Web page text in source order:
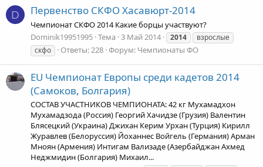
D Первенство СКФО Хасавюрт-2014
Чемпионат СКФО 2014 Какие борцы участвуют?
Dominik19951995 Тема 3 Май 2014 2014
взрослые
скфо
Ответы: 228 Форум: Чемпионаты ФО
EU Чемпионат Европы среди кадетов 2014
(Самоков, Болгария)
СОСТАВ УЧАСТНИКОВ ЧЕМПИОНАТА: 42 кг Мухамадхон
Мухамадзода (Россия) Георгий Хачидзе (Грузия) Валентин
Блясецкий (Украина) Джихан Керим Урхан (Турция) Кирилл
Журавлев (Белоруссия) Йоханнес Войгель (Германия) Арман
Мноян (Армения) Интигам Вализаде (Азербайджан Ахмед
Неджмидин (Болгария) Михаил...